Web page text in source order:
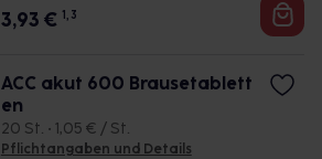
3,93 € 1, 3
ACC akut 600 Brausetablett
en
20 St. • 1,05 € / St.
Pflichtangaben und Details